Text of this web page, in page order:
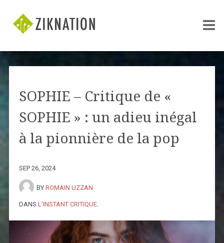
SOPHIE – Critique de «
SOPHIE » : un adieu inégal
à la pionnière de la pop
SEP 26, 2024
BY ROMAIN UZZAN
DANS L'INSTANT CRITIQUE.